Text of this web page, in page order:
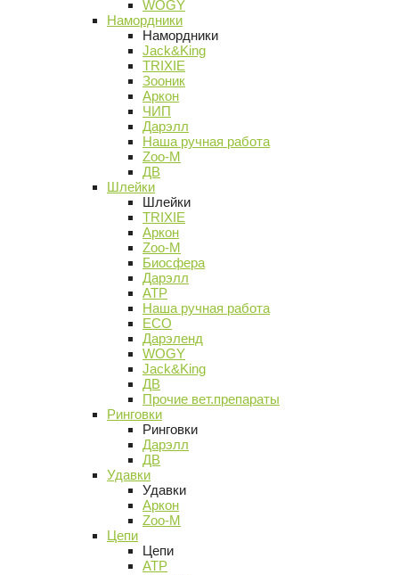
WOGY
Намордники
Намордники
Jack&King
TRIXIE
Зооник
Аркон
ЧИП
Дарэлл
Наша ручная работа
Zoo-M
ДВ
Шлейки
Шлейки
TRIXIE
Аркон
Zoo-M
Биосфера
Дарэлл
АТР
Наша ручная работа
ECO
Дарэленд
WOGY
Jack&King
ДВ
Прочие вет.препараты
Ринговки
Ринговки
Дарэлл
ДВ
Удавки
Удавки
Аркон
Zoo-M
Цепи
Цепи
АТР